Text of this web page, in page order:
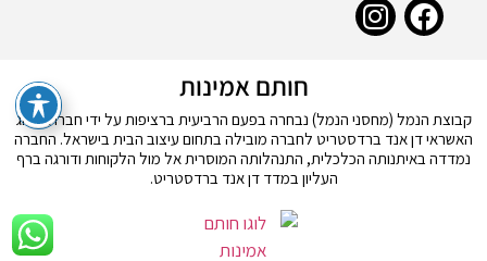
חותם אמינות
קבוצת הנמל (מחסני הנמל) נבחרה בפעם הרביעית ברציפות על ידי חברת דירוג
האשראי דן אנד ברדסטריט לחברה מובילה בתחום עיצוב הבית בישראל. החברה
נמדדה באיתנותה הכלכלית, התנהלותה המוסרית אל מול הלקוחות ודורגה ברף
העליון במדד דן אנד ברדסטריט.